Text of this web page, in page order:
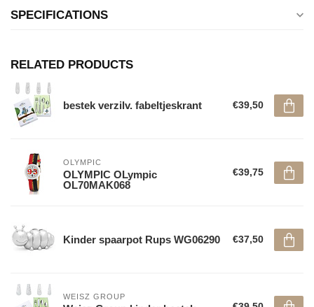
SPECIFICATIONS
RELATED PRODUCTS
bestek verzilv. fabeltjeskrant €39,50
OLYMPIC
OLYMPIC OLympic
OL70MAK068
€39,75
Kinder spaarpot Rups WG06290 €37,50
WEISZ GROUP